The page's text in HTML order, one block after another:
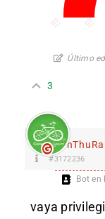
Último
3
#3172236
Bot en
vaya